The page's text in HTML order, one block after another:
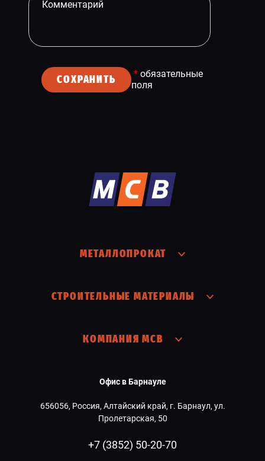
СОХРАНИТЬ * обязательные
поля
МЕТАЛЛОПРОКАТ
СТРОИТЕЛЬНЫЕ МАТЕРИАЛЫ
КОМПАНИЯ МСВ
Офис в Барнауле
656056, Россия, Алтайский край, г. Барнаул, ул.
Пролетарская, 50
+7 (3852) 50-20-70